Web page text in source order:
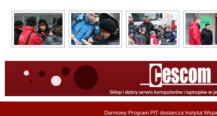
Darmowy Program PIT dostarcza Instytut